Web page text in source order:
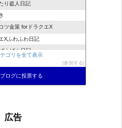
り盗人日記
ツ金策 forドラクエX
Xふわふわ日記
ふぱふ日記
リーピーポー！
ゴリを全て表示
参加する
ログに投票する
広告